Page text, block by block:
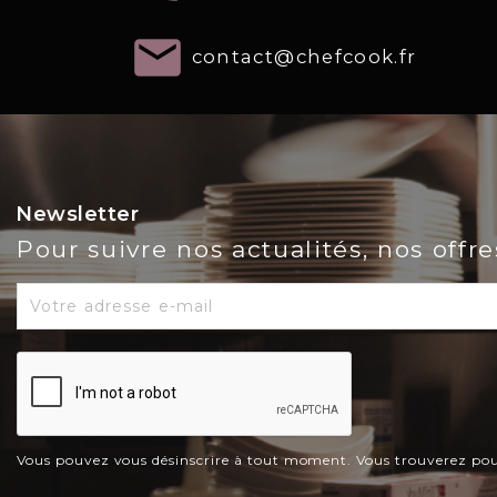
email contact@chefcook.fr
Newsletter
Pour suivre nos actualités, nos
Vous pouvez vous désinscrire à tout moment. Vous trouverez